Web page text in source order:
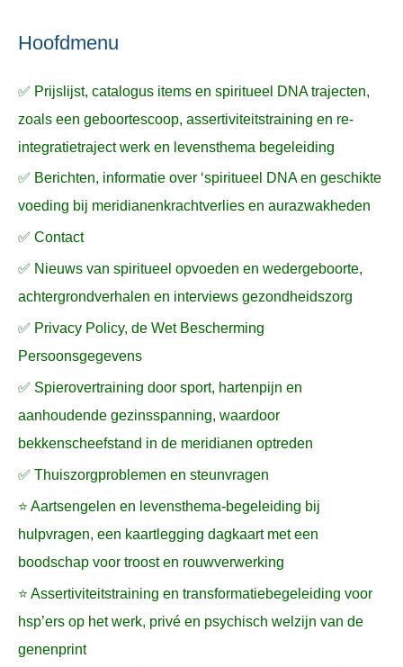
na
r
:
Hoofdmenu
✅ Prijslijst, catalogus items en spiritueel DNA trajecten,
zoals een geboortescoop, assertiviteitstraining en re-
integratietraject werk en levensthema begeleiding
✅ Berichten, informatie over ‘spiritueel DNA en geschikte
voeding bij meridianenkrachtverlies en aurazwakheden
✅ Contact
✅ Nieuws van spiritueel opvoeden en wedergeboorte,
achtergrondverhalen en interviews gezondheidszorg
✅ Privacy Policy, de Wet Bescherming
Persoonsgegevens
✅ Spierovertraining door sport, hartenpijn en
aanhoudende gezinsspanning, waardoor
bekkenscheefstand in de meridianen optreden
✅ Thuiszorgproblemen en steunvragen
⭐ Aartsengelen en levensthema-begeleiding bij
hulpvragen, een kaartlegging dagkaart met een
boodschap voor troost en rouwverwerking
⭐ Assertiviteitstraining en transformatiebegeleiding voor
hsp’ers op het werk, privé en psychisch welzijn van de
genenprint
n